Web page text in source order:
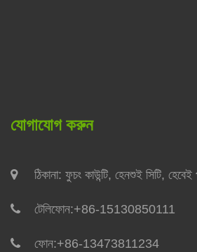
যোগাযোগ করুন
ঠিকানা: ফুচং কাউন্টি, হেনশুই সিটি,
টেলিফোন:+86-15130850111
ফোন:+86-13473811234